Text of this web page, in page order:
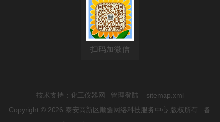
扫码加微信
技术支持： 化工仪器网 管理登陆
sitemap.xml
Copyright © 2026 泰安高新区顺鑫网络科技服务中心 版权所有 备